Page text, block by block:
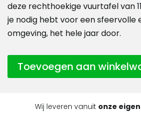
deze rechthoekige vuurtafel van
je nodig hebt voor een
omgeving, het hele jaar door.
Toevoegen aan
Wij leveren vanuit onze